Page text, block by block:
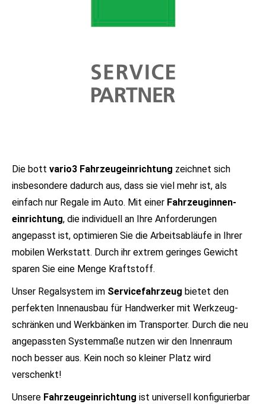
Die bott vario3 Fahrzeugeinrichtung zeichnet sich
insbesondere dadurch aus, dass sie viel mehr ist, als
einfach nur Regale im Auto. Mit einer Fahrzeug­innen­
einrichtung, die individuell an Ihre Anforde­rungen
angepasst ist, optimieren Sie die Arbeits­abläufe in Ihrer
mobilen Werkstatt. Durch ihr extrem geringes Gewicht
sparen Sie eine Menge Kraftstoff.
Unser Regalsystem im Service­fahrzeug bietet den
perfekten Innen­ausbau für Handwerker mit Werkzeug­
schränken und Werk­bänken im Trans­porter. Durch die neu
angepassten System­maße nutzen wir den Innen­raum
noch besser aus. Kein noch so kleiner Platz wird
verschenkt!
Unsere Fahrzeug­einrichtung ist universell konfigurierbar